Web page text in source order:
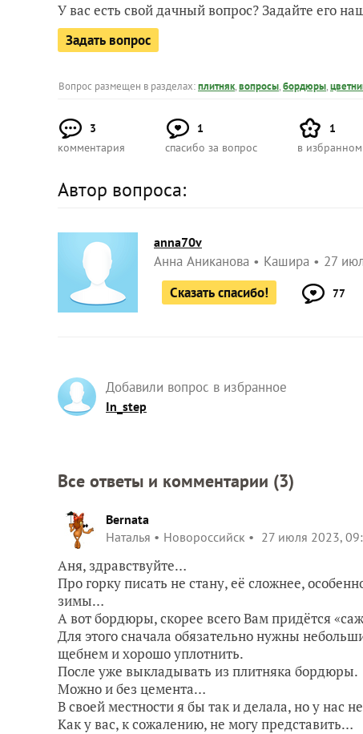
У вас есть свой дачный вопрос? Задайте его
Задать вопрос
Вопрос размещен в разделах:плитняк,вопросы,бордюры,
3
комментария
1
спасибо за вопрос
1
в избранном
Автор вопроса:
anna70v
Анна Аниканова Кашира
27
Сказать спасибо!
77
Добавили вопрос в избранное
In_step
Все ответы и комментарии (3)
Bernata
Наталья
Новороссийск 27 июля 2023,
Аня, здравствуйте…
Про горку писать не стану, её сложнее,
зимы…
А вот бордюры, скорее всего Вам придётся
Для этого сначала обязательно нужны
щебнем и хорошо уплотнить.
После уже выкладывать из плитняка бордюры.
Можно и без цемента…
В своей местности я бы так и делала, но у нас
Как у вас, к сожалению, не могу представить…